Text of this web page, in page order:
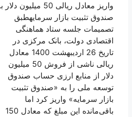
واریز معادل ریالی 50 میلیون دلار به
صندوق تثبیت بازار سرمایهطبق
تصمیمات جلسه ستاد هماهنگی
اقتصادی دولت، بانک مرکزی در
تاریخ 26 اردیبهشت 1400 معادل
ریالی ناشی از فروش 50 میلیون
دلار از منابع ارزی حساب صندوق
توسعه ملی را به «صندوق تثبیت
بازار سرمایه» واریز کرد اما
باقی‌مانده این مبلغ که معادل 150